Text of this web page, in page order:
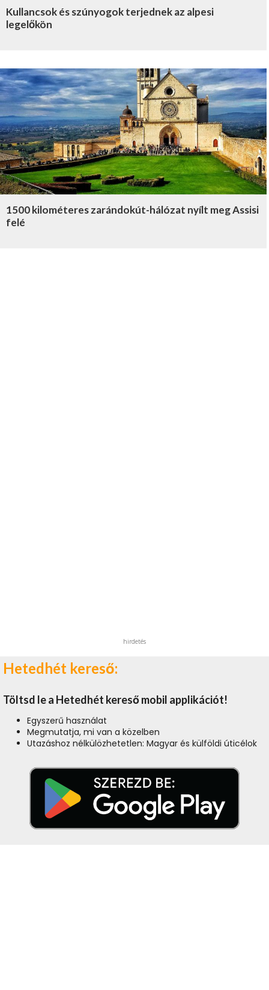
Kullancsok és szúnyogok terjednek az alpesi
legelőkön
1500 kilométeres zarándokút-hálózat nyílt meg Assisi
felé
hirdetés
Hetedhét kereső:
Töltsd le a Hetedhét kereső mobil applikációt!
Egyszerű használat
Megmutatja, mi van a közelben
Utazáshoz nélkülözhetetlen: Magyar és külföldi úticélok